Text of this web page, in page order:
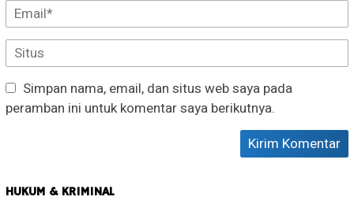
Simpan nama, email, dan situs web saya pada
peramban ini untuk komentar saya berikutnya.
HUKUM & KRIMINAL